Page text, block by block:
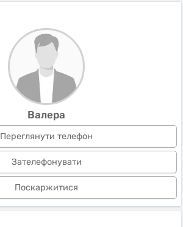
Валера
Переглянути телефон
Зателефонувати
Поскаржитися